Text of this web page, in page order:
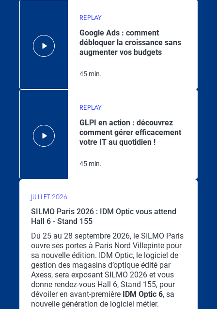
REPLAY
Google Ads : comment
débloquer la croissance sans
augmenter vos budgets
45 min.
REPLAY
GLPI en action : découvrez
comment gérer efficacement
votre IT au quotidien !
45 min.
JUILLET 2026
SILMO Paris 2026 : IDM Optic vous attend
Hall 6 - Stand 155
Chapo
Du 25 au 28 septembre 2026, le SILMO Paris
ouvre ses portes à Paris Nord Villepinte pour
sa nouvelle édition. IDM Optic, le logiciel de
gestion des magasins d’optique édité par
Axess, sera exposant SILMO 2026 et vous
donne rendez-vous Hall 6, Stand 155, pour
dévoiler en avant-première IDM Optic 6, sa
nouvelle génération de logiciel métier.